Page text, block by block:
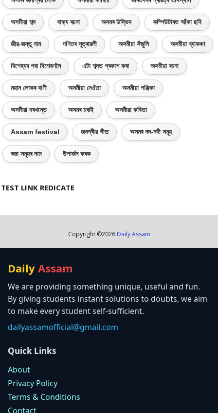
অসমীয়া শব্দ বাক্য ৰচনা অসমৰ উদ্ভিদ কম্পিউটাৰত আঁকা ছবি
জীৱ-জন্তু নাম গণিতৰ সূত্ৰাৱলী অসমীয়া সঁজুলি অসমীয়া ব্যাকৰণ
বিশেষ্যৰ পৰা বিশেষণলৈ এটা শব্দত প্ৰকাশ কৰা অসমীয়া ৰচনা
মহান লোকৰ বাণী অসমীয়া নেওঁতা অসমীয়া পঞ্জিকা
অসমীয়া দৰখাস্ত অসমৰ চৰাই অসমীয়া কবিতা
Assam festival জনপ্ৰীয় গীত অসমৰ নদ-নদী সমূহ
ৰজা সমূহৰ নাম উপাৰ্জন কৰক
TEST LINK REDICATE
Copyright ©2026 Daily Assam
Daily Assam
We are providing something unique, useful and fun.
By giving students instant solutions to doubts, we aim
to make every student self-sufficient.
dailyassamofficial@gmail.com
Quick Links
About
Privacy Policy
Terms & Conditions
Contact